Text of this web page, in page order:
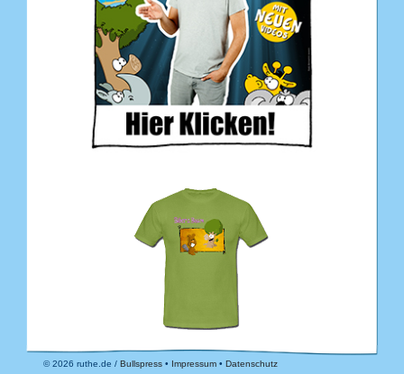
© 2026 ruthe.de / Bullspress • Impressum • Datenschutz